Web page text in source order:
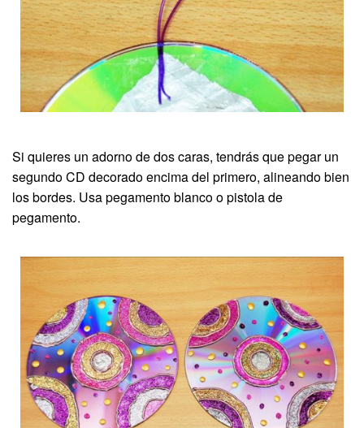
Si quieres un adorno de dos caras, tendrás que pegar un
segundo CD decorado encima del primero, alineando bien
los bordes. Usa pegamento blanco o pistola de
pegamento.